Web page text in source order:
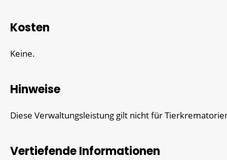
Kosten
Keine.
Hinweise
Diese Verwaltungsleistung gilt nicht für
Vertiefende Informationen